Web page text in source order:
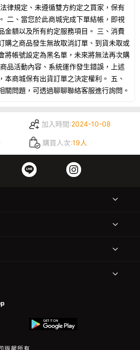
律規定、未遵循雙方約定之買家，保有
二、當您於此商城完成下單結帳，即視
金額以及所有約定服務項目。 三、消費
購之商品發生無故取消訂單、到貨未取或
將帳號設定為黑名單，未來將無法再次購
品活動內容、系統運作發生錯誤，上述
本商城保有出貨訂單之決定權利。 五、
關問題，可透過聊聊聯絡客服進行詢問。
加入時間:2024-10-08
購買人次:19人